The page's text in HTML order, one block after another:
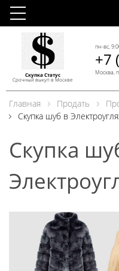
Скупка Статус
Срочный выкуп в Москве
пн-вс,
+7
Москва,
Главная Продать
Скупка шуб в
Скупка